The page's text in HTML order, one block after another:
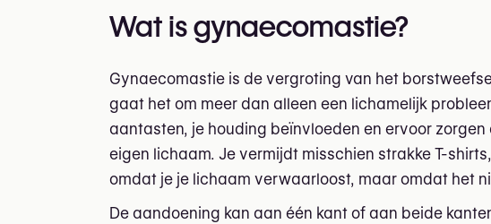
Wat is gynaecomastie?
Gynaecomastie is de vergroting van het
gaat het om meer dan alleen een lichamelijk
aantasten, je houding beïnvloeden en ervoor
eigen lichaam. Je vermijdt misschien strakke T-
omdat je je lichaam verwaarloost, maar omdat het
De aandoening kan aan één kant of aan beide